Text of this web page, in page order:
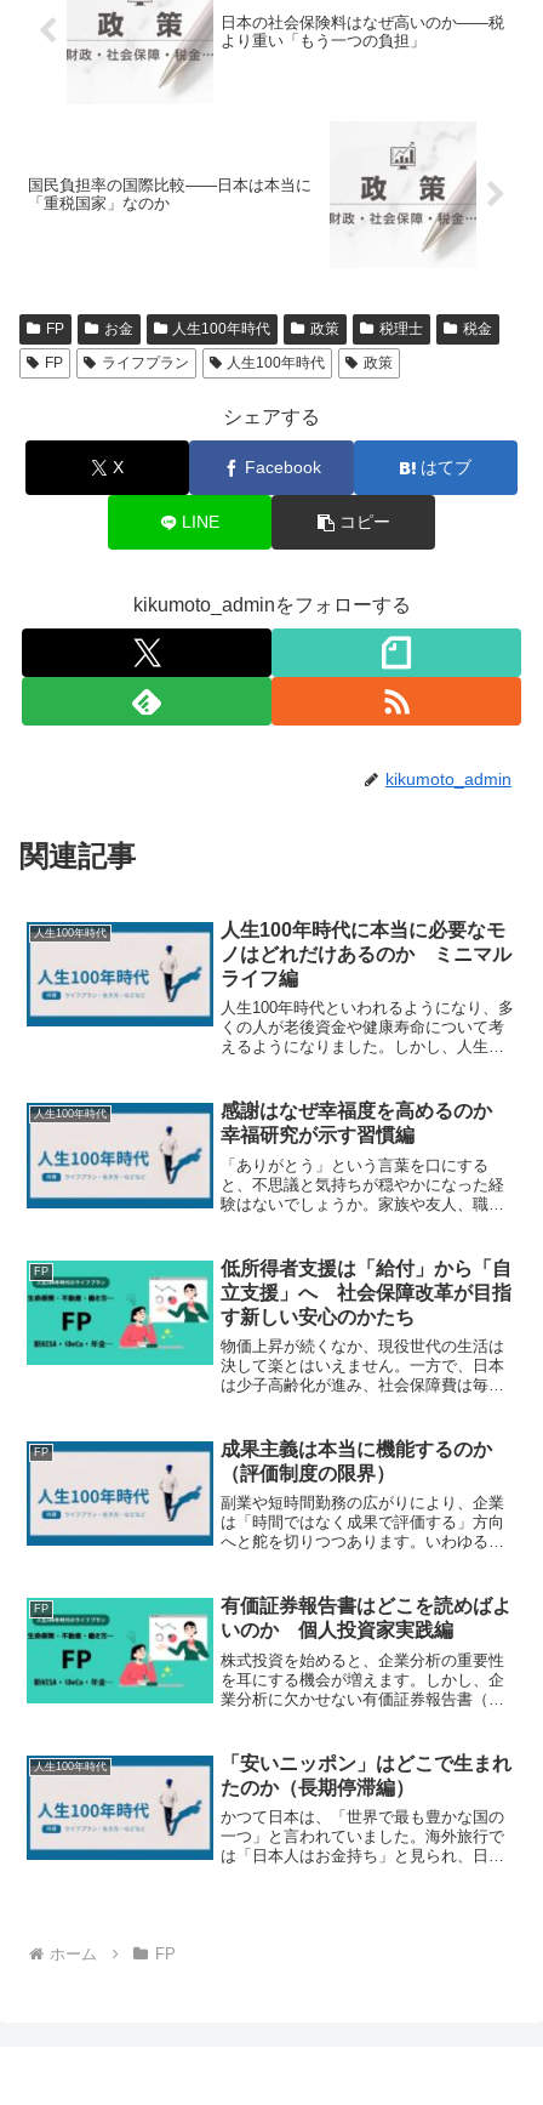
日本の社会保険料はなぜ高いのか――税
より重い「もう一つの負担」
国民負担率の国際比較――日本は本当に
「重税国家」なのか
FP お金 人生100年時代 政策 税理士
税金
FP
ライフプラン 人生100年時代 政策
シェアする
X Facebook はてブ
LINE コピー
kikumoto_adminをフォローする
kikumoto_admin
関連記事
人生100年時代
人生100年時代に本当に必要なモ
ノはどれだけあるのか ミニマル
ライフ編
人生100年時代といわれるようになり、多
くの人が老後資金や健康寿命について考
えるようになりました。しかし、人生後
方」です。高度経済成長期を経験した世
代は、豊かさの象徴とし...
人生100年時代
感謝はなぜ幸福度を高めるのか
幸福研究が示す習慣編
「ありがとう」という言葉を口にする
と、不思議と気持ちが穏やかになった経
験はないでしょうか。家族や友人、職場
持ちになるものです。こうした感覚は単
なる気分ではありません。近...
FP
低所得者支援は「給付」から「自
立支援」へ 社会保障改革が目指
す新しい安心のかたち
物価上昇が続くなか、現役世代の生活は
決して楽とはいえません。一方で、日本
は少子高齢化が進み、社会保障費は毎年
人へ、必要な支援を届ける仕組み」をど
のように構築するかが大き...
FP
成果主義は本当に機能するのか
（評価制度の限界）
副業や短時間勤務の広がりにより、企業
は「時間ではなく成果で評価する」方向
へと舵を切りつつあります。いわゆる成
の課題を抱えています。本稿では、成果
主義の本質と、その限界を...
FP
有価証券報告書はどこを読めばよ
いのか 個人投資家実践編
株式投資を始めると、企業分析の重要性
を耳にする機会が増えます。しかし、企
業分析に欠かせない有価証券報告書（有
い」と感じる方も少なくありません。確
かに有報を最初から最後...
人生100年時代
「安いニッポン」はどこで生まれ
たのか（長期停滞編）
かつて日本は、「世界で最も豊かな国の
一つ」と言われていました。海外旅行で
は「日本人はお金持ち」と見られ、日本
ホーム
FP